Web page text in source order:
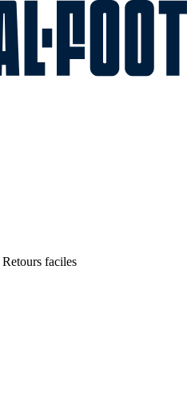
Retours faciles